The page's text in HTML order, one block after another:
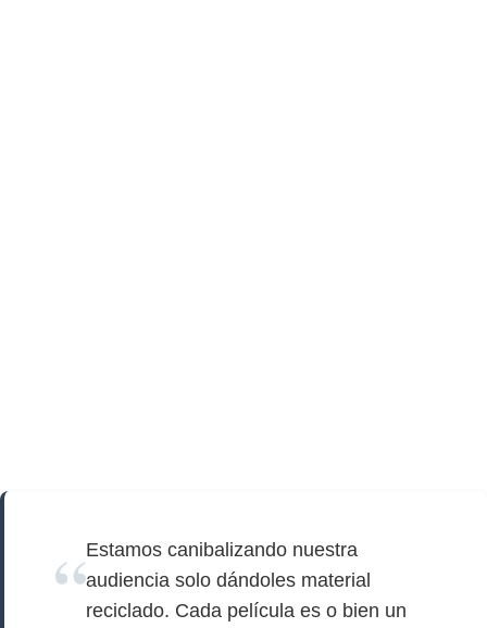
Estamos canibalizando nuestra
audiencia solo dándoles material
reciclado. Cada película es o bien un